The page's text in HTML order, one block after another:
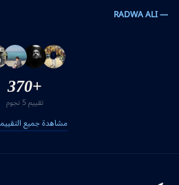
— RADWA ALI
+370
تقييم 5 نجوم
مشاهدة جميع